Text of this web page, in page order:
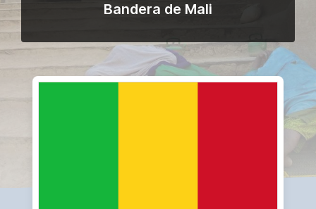
Bandera de Mali